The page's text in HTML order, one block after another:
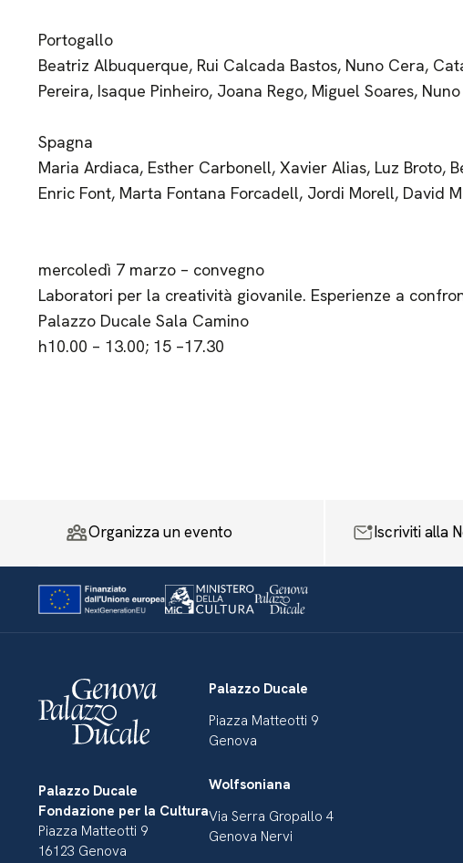
Portogallo
Beatriz Albuquerque, Rui Calcada Bastos, Nuno Cera,
Pereira, Isaque Pinheiro, Joana Rego, Miguel Soares,
Spagna
Maria Ardiaca, Esther Carbonell, Xavier Alias, Luz Broto,
Enric Font, Marta Fontana Forcadell, Jordi Morell, David
mercoledì 7 marzo – convegno
Laboratori per la creatività giovanile. Esperienze a
Palazzo Ducale Sala Camino
h10.00 – 13.00; 15 –17.30
Organizza un evento Iscriviti alla
Palazzo Ducale
Fondazione per la Cultura
Piazza Matteotti 9
16123 Genova
Palazzo Ducale
Piazza Matteotti 9
Genova
Wolfsoniana
Via Serra Gropallo 4
Genova Nervi